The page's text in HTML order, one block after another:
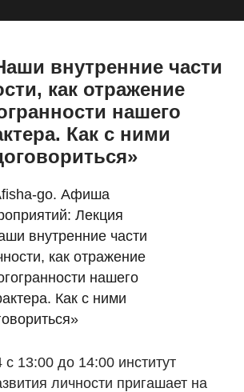
внутренние части
как отражение
нашего
Как с ними
с 13:00 до 14:00 институт
личности пригашает на